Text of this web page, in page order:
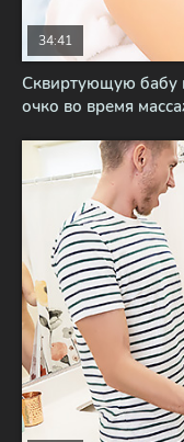
Сквиртующую бабу
очко во время
34:41